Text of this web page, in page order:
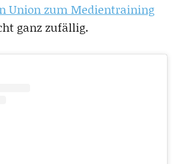
Union zum Medientraining
ganz zufällig.